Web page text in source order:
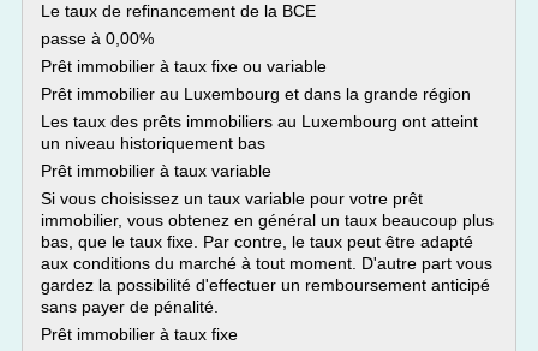
Le taux de refinancement de la BCE
passe à 0,00%
Prêt immobilier à taux fixe ou variable
Prêt immobilier au Luxembourg et dans la grande région
Les taux des prêts immobiliers au Luxembourg ont atteint
un niveau historiquement bas
Prêt immobilier à taux variable
Si vous choisissez un taux variable pour votre prêt
immobilier, vous obtenez en général un taux beaucoup plus
bas, que le taux fixe. Par contre, le taux peut être adapté
aux conditions du marché à tout moment. D'autre part vous
gardez la possibilité d'effectuer un remboursement anticipé
sans payer de pénalité.
Prêt immobilier à taux fixe